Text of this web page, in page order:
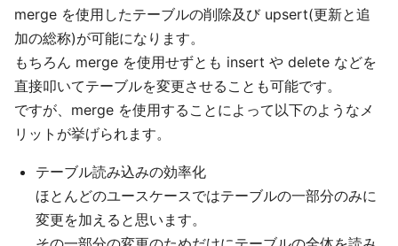
merge を使用したテーブルの削除及び upsert(更新と追
加の総称)が可能になります。
もちろん merge を使用せずとも insert や delete などを
直接叩いてテーブルを変更させることも可能です。
ですが、merge を使用することによって以下のようなメ
リットが挙げられます。
テーブル読み込みの効率化
ほとんどのユースケースではテーブルの一部分のみに
変更を加えると思います。